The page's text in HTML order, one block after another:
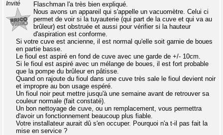
Invité
Flaschman l'a très bien expliqué.
Nous avons un appareil qui s'appelle un vacuomètre. Celui ci
permet de voir si la tuyauterie (qui part de la cuve et qui va au
brûleur) est obstruée et aussi pour vérifier si la hauteur
d'aspiration est conforme.
Si votre cuve est ancienne, il est normal qu'elle soit garnie de boues
en partie basse.
Le fioul est aspiré en fond de cuve avec une garde de +/- 10cm.
Si le fioul est aspiré avec un mélange de boues, il est fort probable
que la pompe du brûleur en pâtisse.
Quand on rajoute du fioul dans une cuve très sale le fioul devient noir
et impropre au bon usage espéré.
Un fioul noir peut mettre jusqu'à une semaine avant de retrouver sa
couleur normale (fait constaté).
Un bon nettoyage de cuve, ou un remplacement, vous permettra
d'avoir un fonctionnement beaucoup plus fiable.
Votre installateur aurait dû s'en occuper. Pourquoi n'a t-il pas fait la
mise en service ?